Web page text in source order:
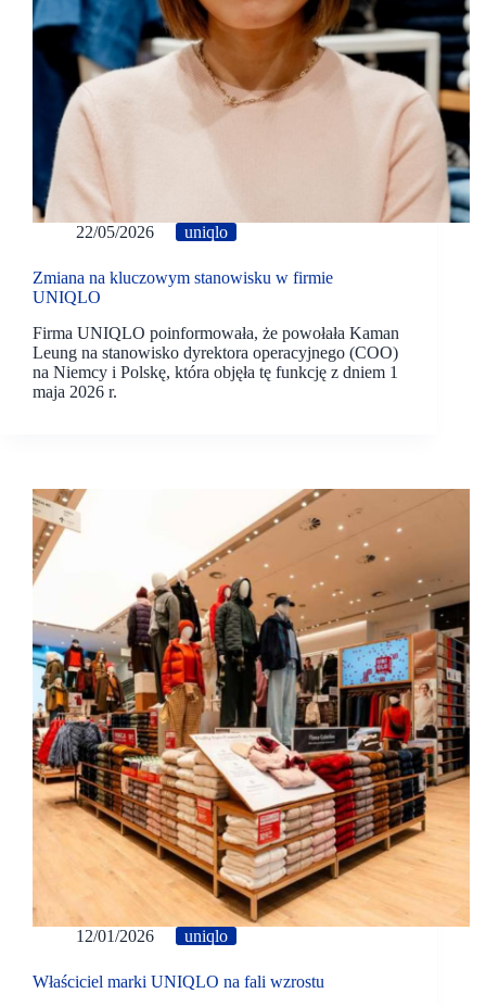
22/05/2026 uniqlo
Zmiana na kluczowym stanowisku w firmie
UNIQLO
Firma UNIQLO poinformowała, że powołała Kaman
Leung na stanowisko dyrektora operacyjnego (COO)
na Niemcy i Polskę, która objęła tę funkcję z dniem 1
maja 2026 r.
12/01/2026 uniqlo
Właściciel marki UNIQLO na fali wzrostu